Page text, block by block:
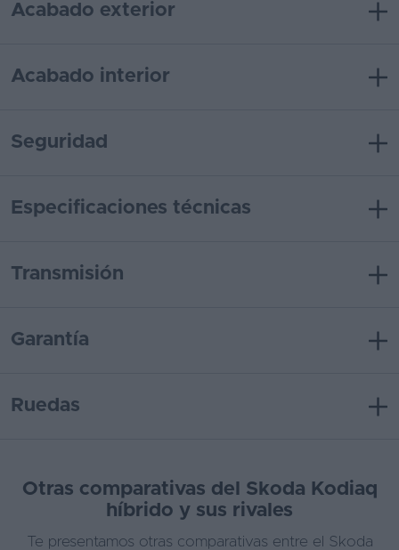
Acabado exterior
Acabado interior
Seguridad
Especificaciones técnicas
Transmisión
Garantía
Ruedas
Otras comparativas del Skoda Kodiaq
híbrido y sus rivales
Te presentamos otras comparativas entre el Skoda